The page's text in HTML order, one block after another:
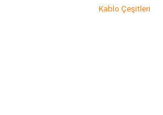
Kablo Çeşitleri